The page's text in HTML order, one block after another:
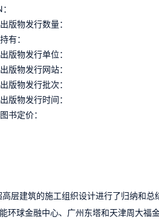
版物发行数量：
有：
版物发行单位：
版物发行网站：
版物发行批次：
版物发行时间：
书定价：
层建筑的施工组织设计进行了归纳和
环球金融中心、广州东塔和天津周大福